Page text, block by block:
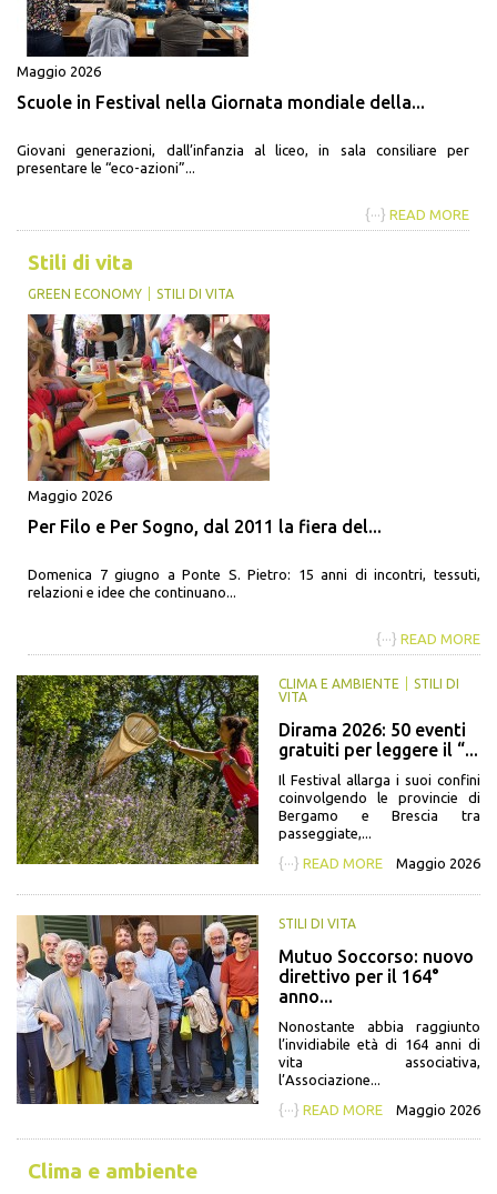
Maggio 2026
Scuole in Festival nella Giornata mondiale della...
Giovani generazioni, dall’infanzia al liceo, in sala consiliare per
presentare le “eco-azioni”...
{···} READ MORE
Stili di vita
GREEN ECONOMY STILI DI VITA
Maggio 2026
Per Filo e Per Sogno, dal 2011 la fiera del...
Domenica 7 giugno a Ponte S. Pietro: 15 anni di incontri, tessuti,
relazioni e idee che continuano...
{···} READ MORE
CLIMA E AMBIENTE
STILI DI
VITA
Dirama 2026: 50 eventi
gratuiti per leggere il “...
Il Festival allarga i suoi confini
coinvolgendo le provincie di
Bergamo e Brescia tra
passeggiate,...
{···} READ MORE Maggio 2026
STILI DI VITA
Mutuo Soccorso: nuovo
direttivo per il 164°
anno...
Nonostante abbia raggiunto
l’invidiabile età di 164 anni di
vita associativa,
l’Associazione...
{···} READ MORE Maggio 2026
Clima e ambiente